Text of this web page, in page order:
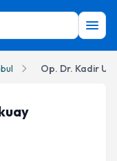
Op. Dr. Kadir